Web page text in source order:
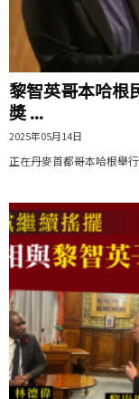
黎智英哥本哈根
奬 ...
2025年05月14日
正在丹麥首都哥本哈根舉